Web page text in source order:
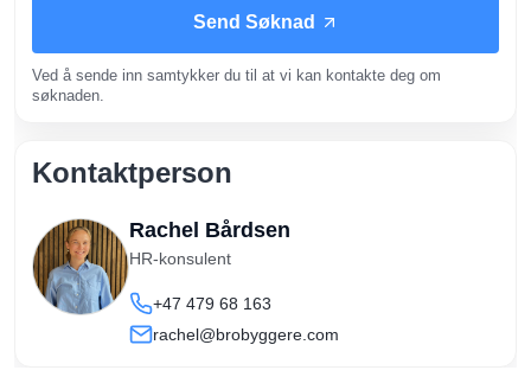
Send Søknad
Ved å sende inn samtykker du til at vi kan kontakte deg om
søknaden.
Kontaktperson
Rachel Bårdsen
HR-konsulent
+47 479 68 163
rachel@brobyggere.com